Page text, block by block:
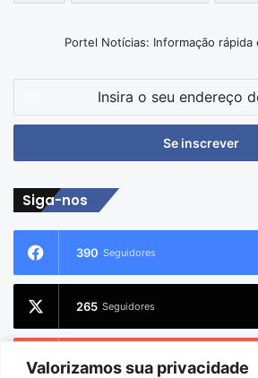
Valorizamos sua privacidade
Portel Notícias: Informação rápida
seu
de
Siga-nos
390 Seguidores
265 Seguidores